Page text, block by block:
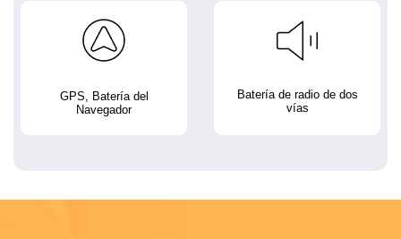
GPS, Batería del
Navegador
Batería de radio de dos
vías